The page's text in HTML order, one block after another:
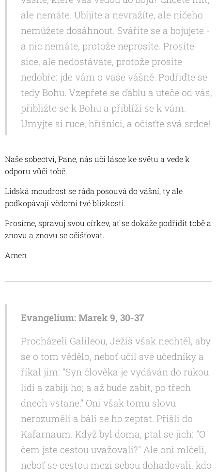
ale nemáte. Ubíjíte a nevražíte, ale ničeho
nemůžete dosáhnout. Sváříte se a bojujete -
a nic nemáte, protože neprosíte. Prosíte
sice, ale nedostáváte, protože prosíte
nedobře: jde vám o vaše vášně. Podřiďte se
tedy Bohu. Vzepřete se ďáblu a uteče od vás,
přibližte se k Bohu a přiblíží se k vám.
Umyjte si ruce, hříšníci, a očisťte svá srdce!
Naše sobectví, Pane, nás učí lásce ke světu a vede k
odporu vůči tobě.
Lidská moudrost se ráda posouvá do vášní, ty ale
podkopávají vědomí tvé blízkosti.
Prosíme, spravuj svou církev, ať se dokáže podřídit tobě a
znovu a znovu se očišťovat.
Amen
Evangelium: Marek 9, 30-37
Procházeli Galileou, Ježíš však nechtěl, aby
se o tom vědělo, neboť učil své učedníky a
říkal jim: "Syn člověka je vydáván do rukou
lidí a zabijí ho; a až bude zabit, po třech
dnech vstane." Oni však tomu slovu
nerozuměli a báli se ho zeptat. Přišli do
Kafarnaum. Když byl doma, ptal se jich: "O
čem jste cestou uvažovali?" Ale oni mlčeli,
neboť se cestou mezi sebou dohadovali, kdo